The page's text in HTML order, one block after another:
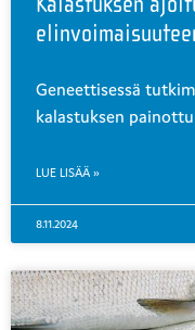
Geneettisessä
kalastuksen
LUE LISÄÄ »
8.11.2024